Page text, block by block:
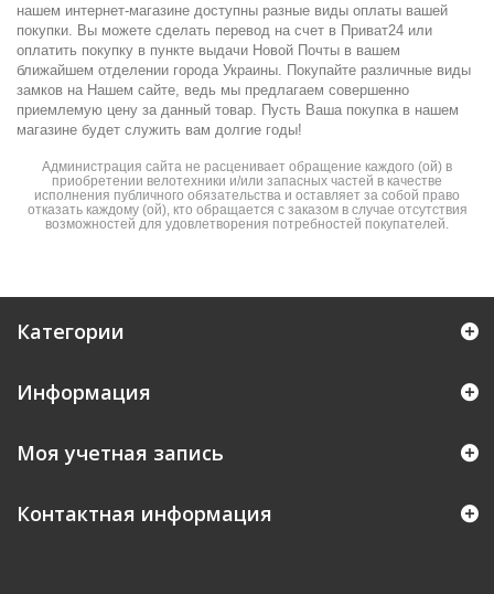
нашем интернет-магазине доступны разные виды оплаты вашей
покупки. Вы можете сделать перевод на счет в Приват24 или
оплатить покупку в пункте выдачи Новой Почты в вашем
ближайшем отделении города Украины. Покупайте различные виды
замков на Нашем сайте, ведь мы предлагаем совершенно
приемлемую цену за данный товар. Пусть Ваша покупка в нашем
магазине будет служить вам долгие годы!
Администрация сайта не расценивает обращение каждого (ой) в
приобретении велотехники и/или запасных частей в качестве
исполнения публичного обязательства и оставляет за собой право
отказать каждому (ой), кто обращается с заказом в случае отсутствия
возможностей для удовлетворения потребностей покупателей.
Категории
Информация
Моя учетная запись
Контактная информация